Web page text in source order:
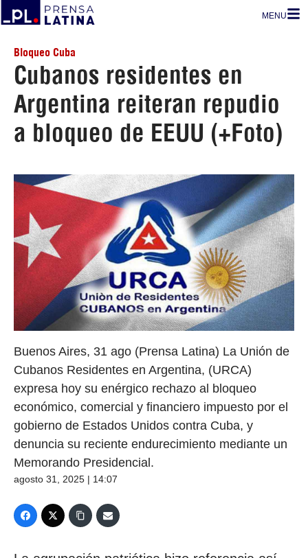
MENU
Bloqueo Cuba
Cubanos residentes en
Argentina reiteran repudio
a bloqueo de EEUU (+Foto)
Buenos Aires, 31 ago (Prensa Latina) La Unión de
Cubanos Residentes en Argentina, (URCA)
expresa hoy su enérgico rechazo al bloqueo
económico, comercial y financiero impuesto por el
gobierno de Estados Unidos contra Cuba, y
denuncia su reciente endurecimiento mediante un
Memorando Presidencial.
agosto 31, 2025 | 14:07